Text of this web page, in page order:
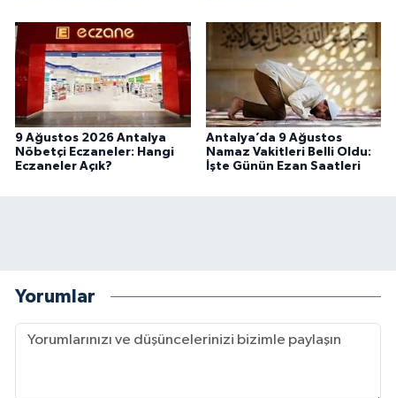
9 Ağustos 2026 Antalya
Nöbetçi Eczaneler: Hangi
Eczaneler Açık?
Antalya’da 9 Ağustos
Namaz Vakitleri Belli Oldu:
İşte Günün Ezan Saatleri
Yorumlar